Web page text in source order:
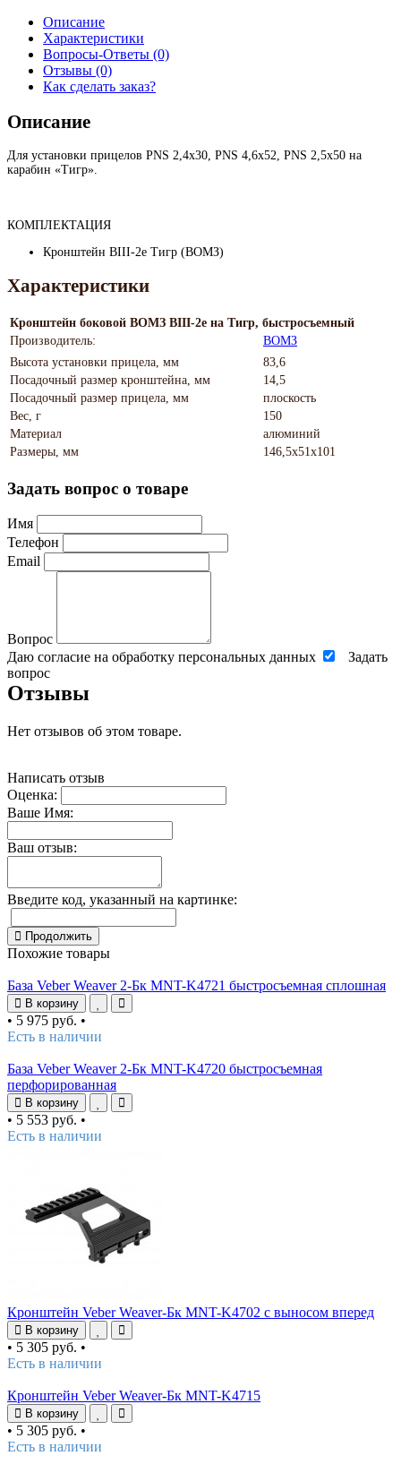
Описание
Характеристики
Вопросы-Ответы (0)
Отзывы (0)
Как сделать заказ?
Описание
Для установки прицелов PNS 2,4х30, PNS 4,6х52, PNS 2,5х50 на
карабин «Тигр».
КОМПЛЕКТАЦИЯ
Кронштейн ВIII-2е Тигр (ВОМЗ)
Характеристики
Кронштейн боковой ВОМЗ ВIII-2е на Тигр, быстросъемный
Производитель:
ВОМЗ
Высота установки прицела, мм
83,6
Посадочный размер кронштейна, мм
14,5
Посадочный размер прицела, мм
плоскость
Вес, г
150
Материал
алюминий
Размеры, мм
146,5х51х101
Задать вопрос о товаре
Имя
Телефон
Email
Вопрос
Даю согласие на обработку персональных данных
Задать
вопрос
Отзывы
Нет отзывов об этом товаре.
Написать отзыв
Оценка:
Ваше Имя:
Ваш отзыв:
Введите код, указанный на картинке:
Продолжить
Похожие товары
База Veber Weaver 2-Бк MNT-K4721 быстросъемная сплошная
В корзину
• 5 975 руб. •
Есть в наличии
База Veber Weaver 2-Бк MNT-K4720 быстросъемная
перфорированная
В корзину
• 5 553 руб. •
Есть в наличии
Кронштейн Veber Weaver-Бк MNT-K4702 с выносом вперед
В корзину
• 5 305 руб. •
Есть в наличии
Кронштейн Veber Weaver-Бк MNT-K4715
В корзину
• 5 305 руб. •
Есть в наличии